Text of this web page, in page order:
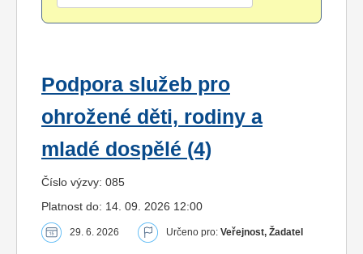
Podpora služeb pro
ohrožené děti, rodiny a
mladé dospělé (4)
Číslo výzvy: 085
Platnost do: 14. 09. 2026 12:00
29. 6. 2026 Určeno pro: Veřejnost, Žadatel